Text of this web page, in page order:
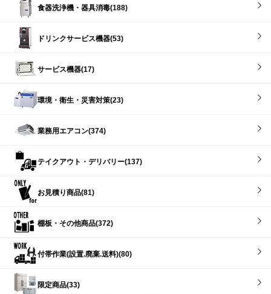
食器洗浄機・器具消毒(188)
ドリンクサービス機器(53)
サービス機器(17)
環境・衛生・災害対策(23)
業務用エアコン(374)
テイクアウト・デリバリー(137)
お見積り商品(81)
棚板・その他商品(372)
付帯作業(設置.廃棄.送料)(80)
限定商品(33)